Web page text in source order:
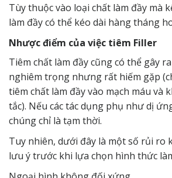
Tùy thuộc vào loại chất làm đầy mà
làm đầy có thể kéo dài hàng tháng
Nhược điểm của việc tiêm Filler
Tiêm chất làm đầy cũng có thể gây
nghiêm trọng nhưng rất hiếm gặp
tiêm chất làm đầy vào mạch máu và
tắc). Nếu các tác dụng phụ như dị
chúng chỉ là tạm thời.
Tuy nhiên, dưới đây là một số rủi ro
lưu ý trước khi lựa chọn hình thức